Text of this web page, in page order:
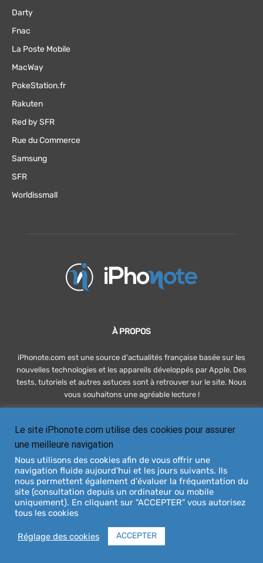
Darty
Fnac
La Poste Mobile
MacWay
PokeStation.fr
Rakuten
Red by SFR
Rue du Commerce
Samsung
SFR
Worldissmall
À PROPOS
iPhonote.com est une source d'actualités française basée sur les
nouvelles technologies et les appareils développés par Apple. Des
tests, tutoriels et autres astuces sont à retrouver sur le site. Nous
vous souhaitons une agréable lecture !
À PROPOS
PUBLICITÉ / ADVERTISING
MENTIONS LÉGALES
Le site iPhonote.com utilise des cookies pour assurer
une meilleure navigation
Nous utilisons des cookies afin de vous offrir une
navigation fluide aujourd’hui et les jours suivants. Ils
nous permettent également d'évaluer la fréquentation du
site (consultation depuis un ordinateur ou mobile
uniquement). En cliquant sur "ACCEPTER" vous autorisez
tous les cookies
Réglage des cookies ACCEPTER